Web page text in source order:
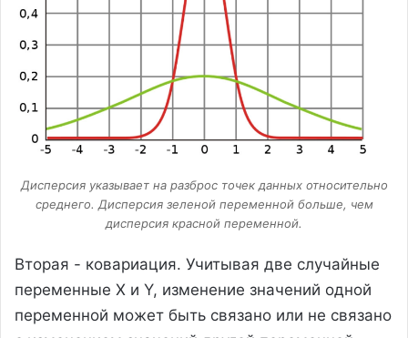
Дисперсия указывает на разброс точек данных относительно
среднего. Дисперсия зеленой переменной больше, чем
дисперсия красной переменной.
Вторая - ковариация. Учитывая две случайные
переменные X и Y, изменение значений одной
переменной может быть связано или не связано